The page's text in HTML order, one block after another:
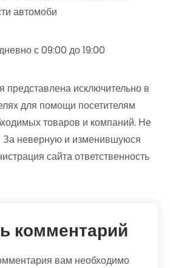
автомоби
с 09:00 до 19:00
исключительно в
для помощи посетителям
товаров и компаний. Не
За неверную и изменившуюся
сайта ответственность
комментарий
вам необходимо